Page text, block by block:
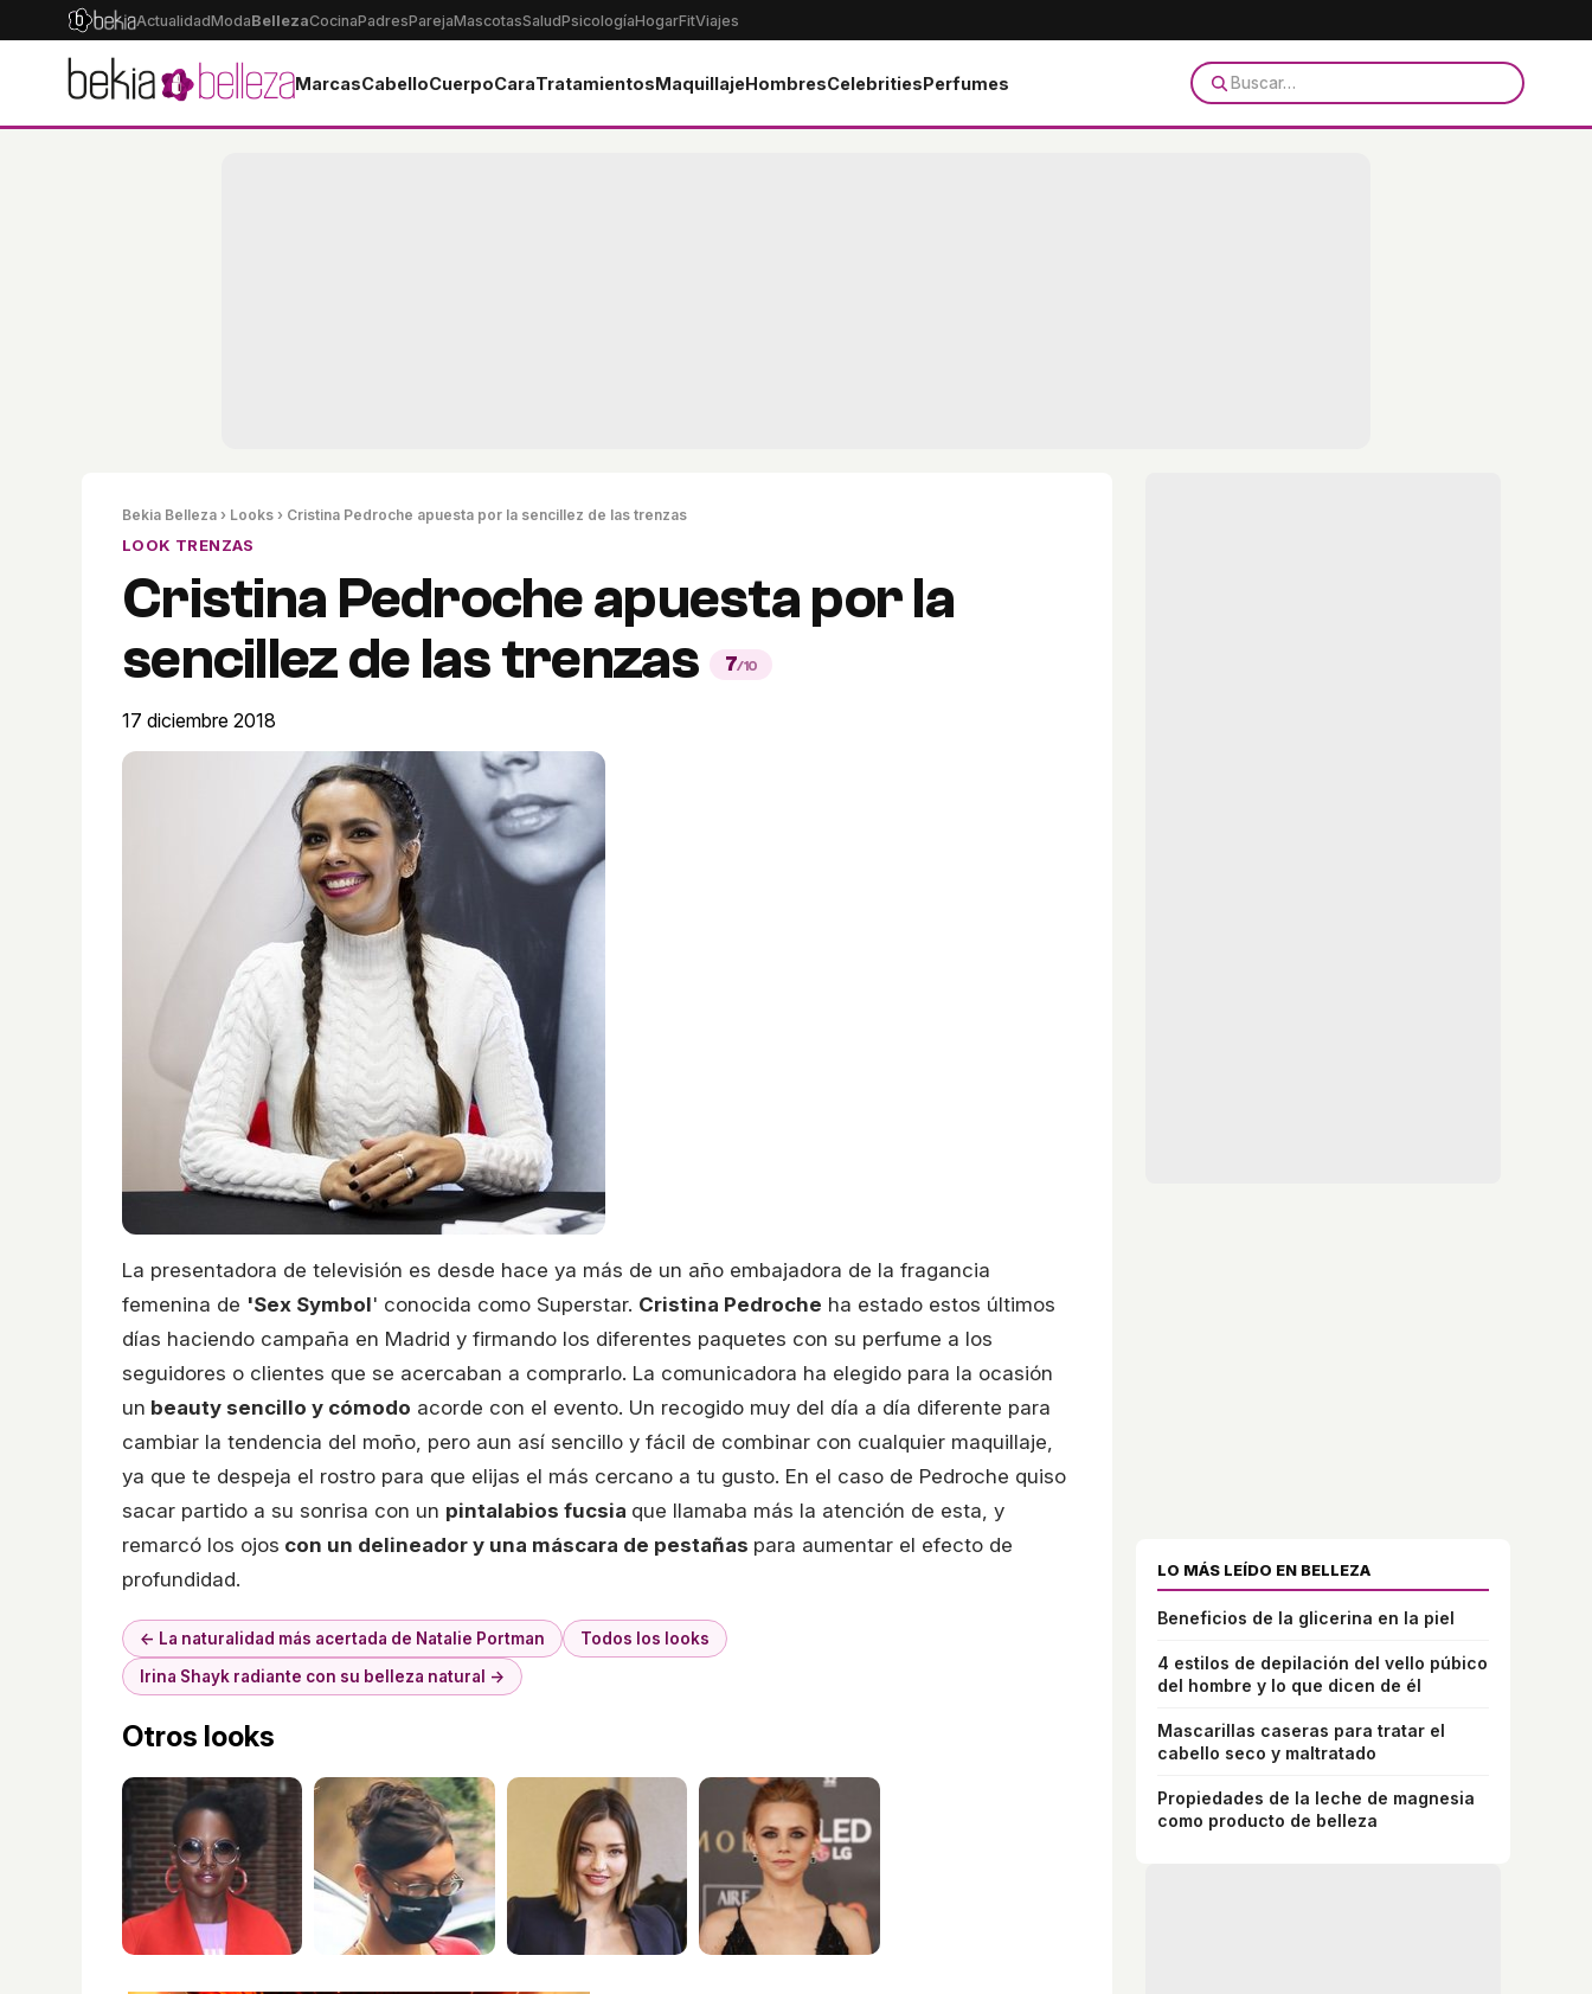
ActualidadModaBellezaCocinaPadresParejaMascotasSaludPsicologíaHogarFitViajes
MarcasCabelloCuerpoCaraTratamientosMaquillajeHombresCelebritiesPerfumes
Bekia Belleza › Looks › Cristina Pedroche apuesta por la sencillez de las trenzas
LOOK TRENZAS
Cristina Pedroche apuesta por la
sencillez de las trenzas
7/10
17 diciembre 2018
La presentadora de televisión es desde hace ya más de un año embajadora de la fragancia
femenina de 'Sex Symbol' conocida como Superstar. Cristina Pedroche ha estado estos últimos
días haciendo campaña en Madrid y firmando los diferentes paquetes con su perfume a los
seguidores o clientes que se acercaban a comprarlo. La comunicadora ha elegido para la ocasión
un beauty sencillo y cómodo acorde con el evento. Un recogido muy del día a día diferente para
cambiar la tendencia del moño, pero aun así sencillo y fácil de combinar con cualquier maquillaje,
ya que te despeja el rostro para que elijas el más cercano a tu gusto. En el caso de Pedroche quiso
sacar partido a su sonrisa con un pintalabios fucsia que llamaba más la atención de esta, y
remarcó los ojos con un delineador y una máscara de pestañas para aumentar el efecto de
profundidad.
← La naturalidad más acertada de Natalie Portman
Todos los looks
Irina Shayk radiante con su belleza natural →
Otros looks
LO MÁS LEÍDO EN BELLEZA
Beneficios de la glicerina en la piel
4 estilos de depilación del vello púbico
del hombre y lo que dicen de él
Mascarillas caseras para tratar el
cabello seco y maltratado
Propiedades de la leche de magnesia
como producto de belleza